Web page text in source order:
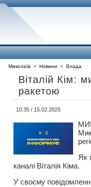
Миколаїв > Новини > Влада
Віталій Кім:
ракетою
10:35 / 15.02.2025
Як
каналі Віталія Кіма.
У своєму